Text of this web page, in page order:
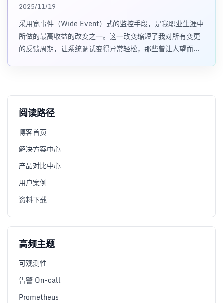
2025/11/19
采用宽事件（Wide Event）式的监控手段，是我职业生涯中
所做的最高收益的改变之一。这一改变缩短了我对所有变更
的反馈周期，让系统调试变得异常轻松，那些曾让人望而却
阅读路径
博客首页
解决方案中心
产品对比中心
用户案例
资料下载
高频主题
可观测性
告警 On-call
Prometheus